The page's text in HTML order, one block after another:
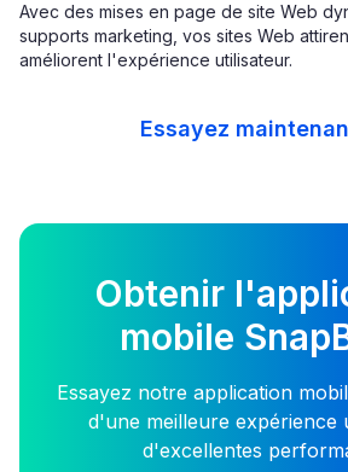
Avec des mises en page de site Web
supports marketing, vos sites Web
améliorent l'expérience utilisateur.
Essayez
Obtenir
mobile
Essayez notre application
d'une meilleure expérience
d'excellentes